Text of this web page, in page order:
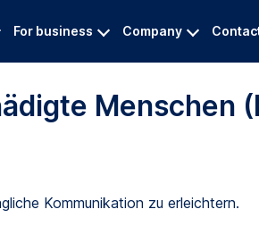
For business Company
Menschen
Kommunikation zu erleichtern.